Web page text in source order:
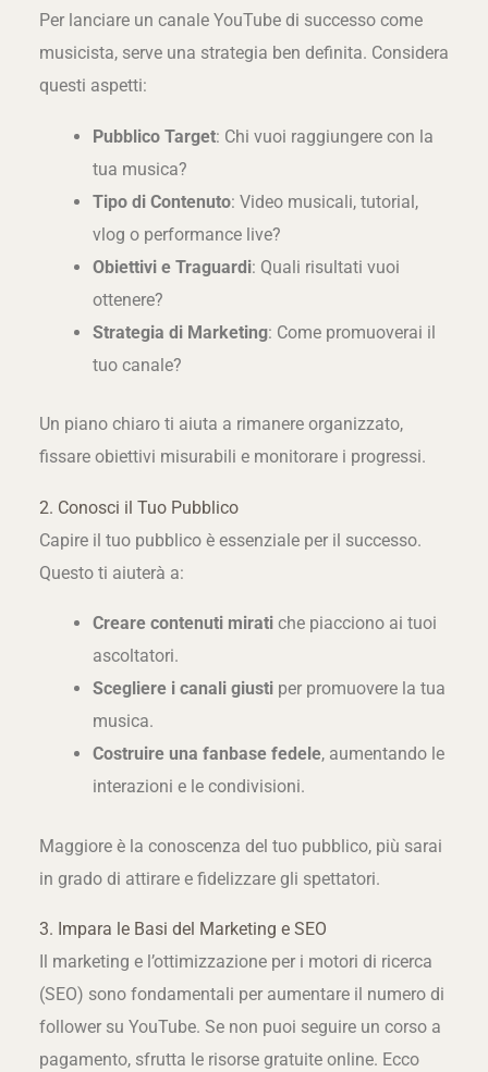
Per lanciare un canale YouTube di successo come
musicista, serve una strategia ben definita. Considera
questi aspetti:
Pubblico Target: Chi vuoi raggiungere con la
tua musica?
Tipo di Contenuto: Video musicali, tutorial,
vlog o performance live?
Obiettivi e Traguardi: Quali risultati vuoi
ottenere?
Strategia di Marketing: Come promuoverai il
tuo canale?
Un piano chiaro ti aiuta a rimanere organizzato,
fissare obiettivi misurabili e monitorare i progressi.
2. Conosci il Tuo Pubblico
Capire il tuo pubblico è essenziale per il successo.
Questo ti aiuterà a:
Creare contenuti mirati che piacciono ai tuoi
ascoltatori.
Scegliere i canali giusti per promuovere la tua
musica.
Costruire una fanbase fedele, aumentando le
interazioni e le condivisioni.
Maggiore è la conoscenza del tuo pubblico, più sarai
in grado di attirare e fidelizzare gli spettatori.
3. Impara le Basi del Marketing e SEO
Il marketing e l’ottimizzazione per i motori di ricerca
(SEO) sono fondamentali per aumentare il numero di
follower su YouTube. Se non puoi seguire un corso a
pagamento, sfrutta le risorse gratuite online. Ecco